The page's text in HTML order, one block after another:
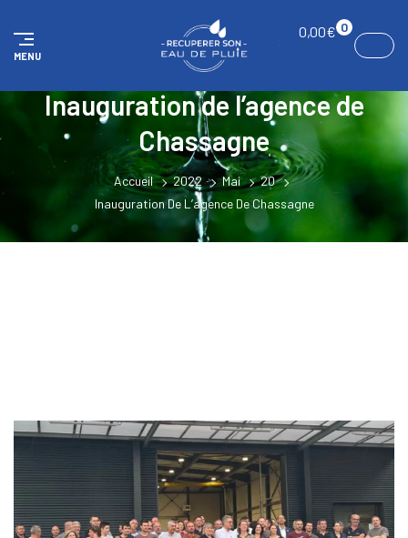
MENU
0,00€ 0
Inauguration de l’agence de
Chassagne
Accueil 2022 Mai
20
Inauguration De L’agence De Chassagne